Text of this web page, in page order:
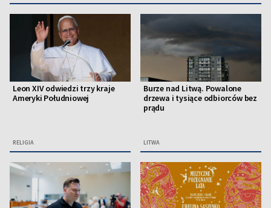
Leon XIV odwiedzi trzy kraje
Ameryki Południowej
RELIGIA
Burze nad Litwą. Powalone
drzewa i tysiące odbiorców bez
prądu
LITWA